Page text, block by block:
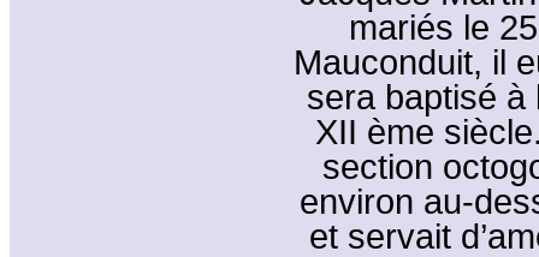
mariés le
Mauconduit, il
sera baptisé à
XII ème
section
environ au-
et servait